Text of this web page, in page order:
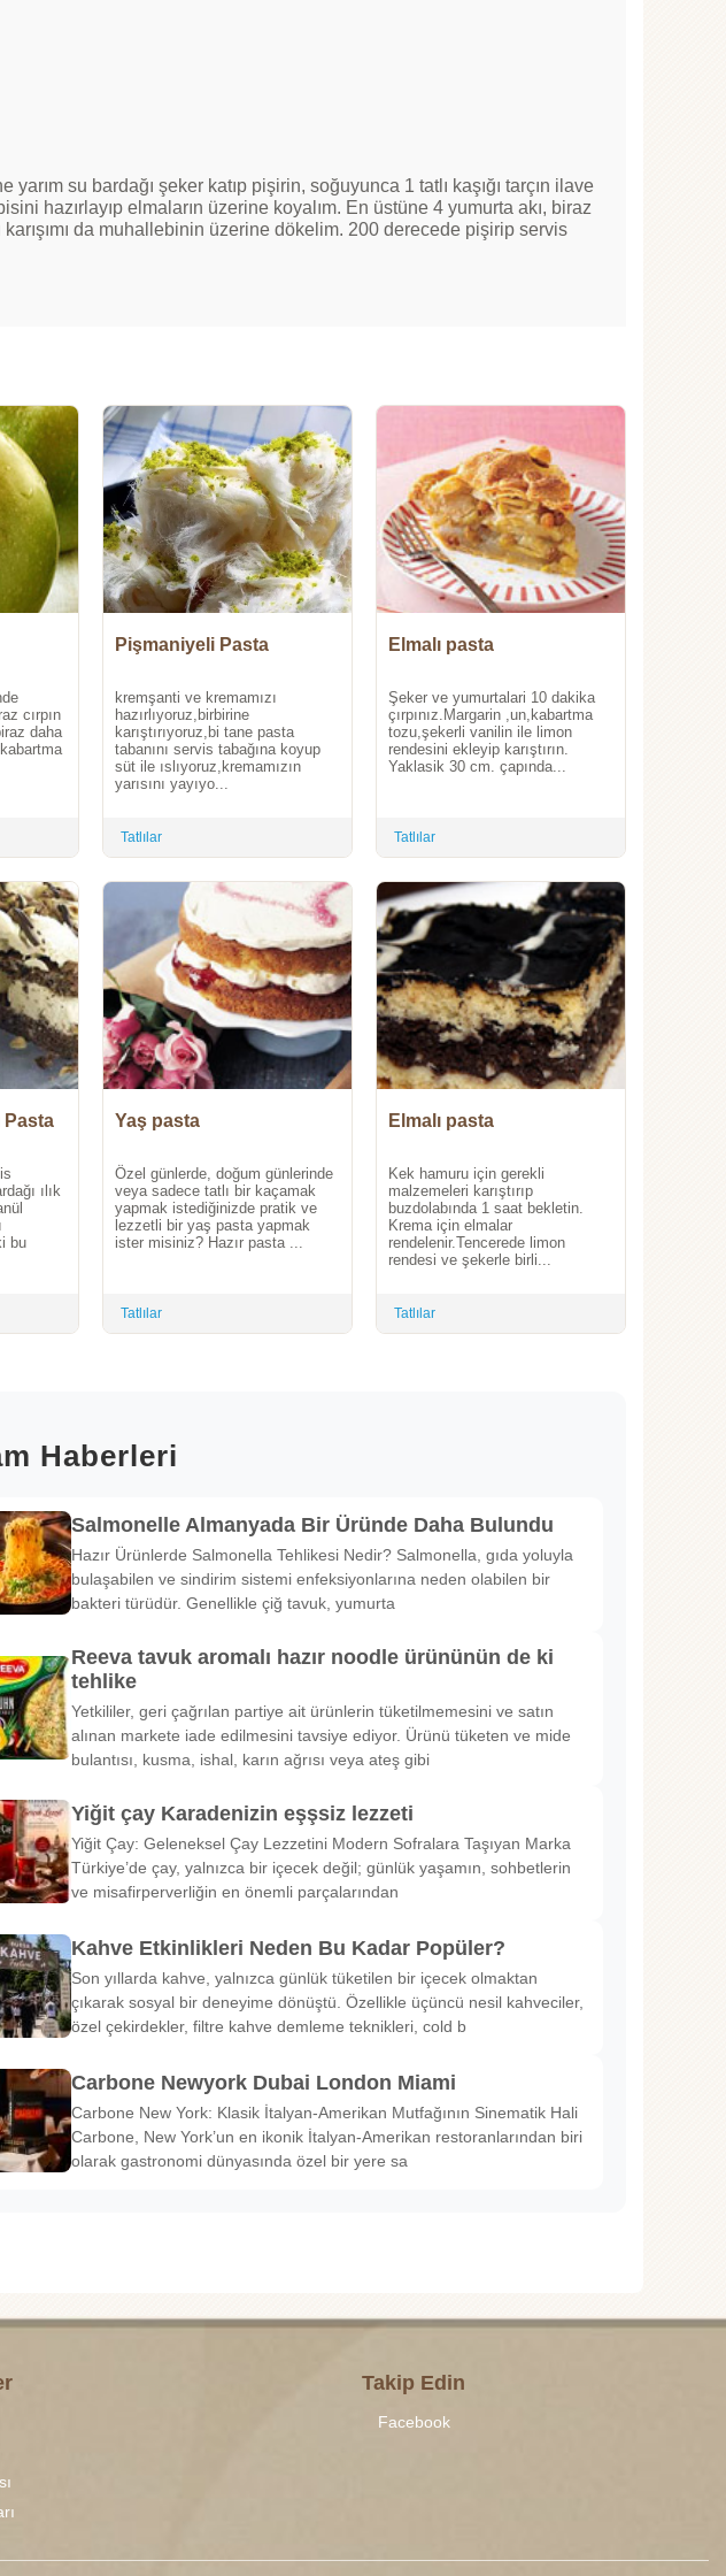
yarım su bardağı şeker katıp pişirin, soğuyunca 1 tatlı kaşığı tarçın ilave
hazırlayıp elmaların üzerine koyalım. En üstüne 4 yumurta akı, biraz
da muhallebinin üzerine dökelim. 200 derecede pişirip servis
cırpın
daha
Pişmaniyeli Pasta
kremşanti ve kremamızı
hazırlıyoruz,birbirine
karıştırıyoruz,bi tane pasta
tabanını servis tabağına koyup
süt ile ıslıyoruz,kremamızın
yarısını yayıyo...
Tatlılar
Elmalı pasta
Şeker ve yumurtalari 10 dakika
çırpınız.Margarin ,un,kabartma
tozu,şekerli vanilin ile limon
rendesini ekleyip karıştırın.
Yaklasik 30 cm. çapında...
Tatlılar
Pasta
ılık
bu
Yaş pasta
Özel günlerde, doğum günlerinde
veya sadece tatlı bir kaçamak
yapmak istediğinizde pratik ve
lezzetli bir yaş pasta yapmak
ister misiniz? Hazır pasta ...
Tatlılar
Elmalı pasta
Kek hamuru için gerekli
malzemeleri karıştırıp
buzdolabında 1 saat bekletin.
Krema için elmalar
rendelenir.Tencerede limon
rendesi ve şekerle birli...
Tatlılar
Haberleri
Salmonelle Almanyada Bir Üründe Daha Bulundu
Hazır Ürünlerde Salmonella Tehlikesi Nedir? Salmonella, gıda yoluyla
bulaşabilen ve sindirim sistemi enfeksiyonlarına neden olabilen bir
bakteri türüdür. Genellikle çiğ tavuk, yumurta
Reeva tavuk aromalı hazır noodle ürününün de ki
tehlike
Yetkililer, geri çağrılan partiye ait ürünlerin tüketilmemesini ve satın
alınan markete iade edilmesini tavsiye ediyor. Ürünü tüketen ve mide
bulantısı, kusma, ishal, karın ağrısı veya ateş gibi
Yiğit çay Karadenizin eşşsiz lezzeti
Yiğit Çay: Geleneksel Çay Lezzetini Modern Sofralara Taşıyan Marka
Türkiye’de çay, yalnızca bir içecek değil; günlük yaşamın, sohbetlerin
ve misafirperverliğin en önemli parçalarından
Kahve Etkinlikleri Neden Bu Kadar Popüler?
Son yıllarda kahve, yalnızca günlük tüketilen bir içecek olmaktan
çıkarak sosyal bir deneyime dönüştü. Özellikle üçüncü nesil kahveciler,
özel çekirdekler, filtre kahve demleme teknikleri, cold b
Carbone Newyork Dubai London Miami
Carbone New York: Klasik İtalyan-Amerikan Mutfağının Sinematik Hali
Carbone, New York’un en ikonik İtalyan-Amerikan restoranlarından biri
olarak gastronomi dünyasında özel bir yere sa
Takip Edin
Facebook